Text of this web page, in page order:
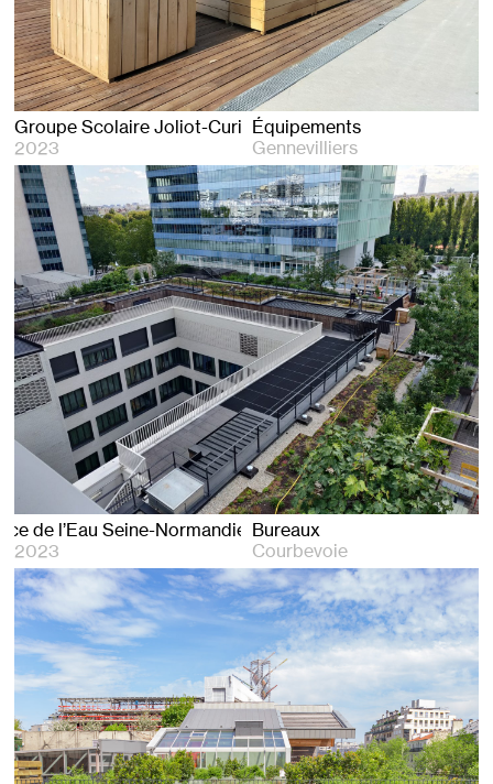
Groupe Scolaire Joliot-Curie
2023
Équipements
Gennevilliers
de l’Eau Seine-Normandie
2023
Bureaux
Courbevoie